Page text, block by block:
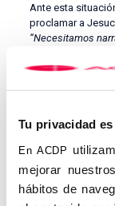
Tu privacidad
En ACDP
mejorar
hábitos de
Ante esta
proclamar a
“Necesitamos
para todas las
Desde ahí,
mundo.
Y la
Todos están
Además, subrayó